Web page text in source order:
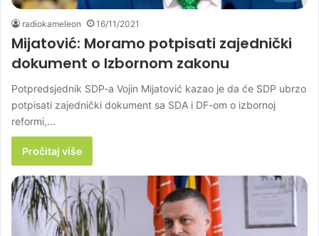
radiokameleon 16/11/2021
Mijatović: Moramo potpisati zajednički
dokument o Izbornom zakonu
Potpredsjednik SDP-a Vojin Mijatović kazao je da će SDP ubrzo
potpisati zajednički dokument sa SDA i DF-om o izbornoj
reformi,…
Pročitaj više